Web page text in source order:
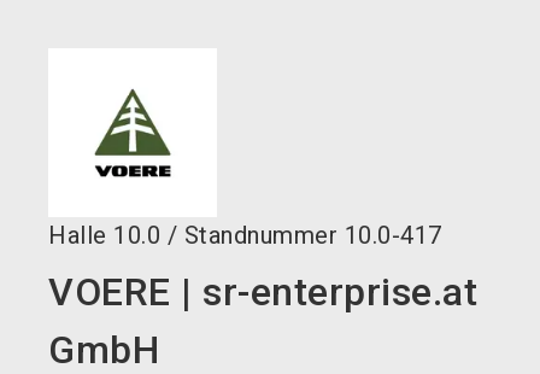
Halle 10.0 / Standnummer 10.0-417
VOERE | sr-enterprise.at
GmbH